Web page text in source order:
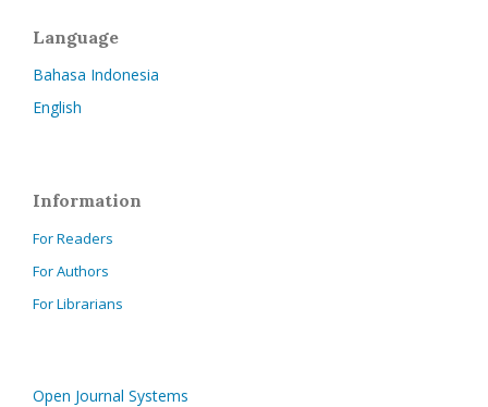
Language
Bahasa Indonesia
English
Information
For Readers
For Authors
For Librarians
Open Journal Systems